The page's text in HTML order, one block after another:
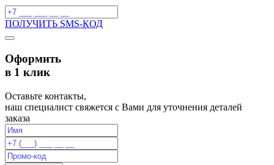
ПОЛУЧИТЬ SMS-КОД
Оформить
в 1 клик
Оставьте контакты,
наш специалист свяжется с Вами для уточнения деталей
заказа